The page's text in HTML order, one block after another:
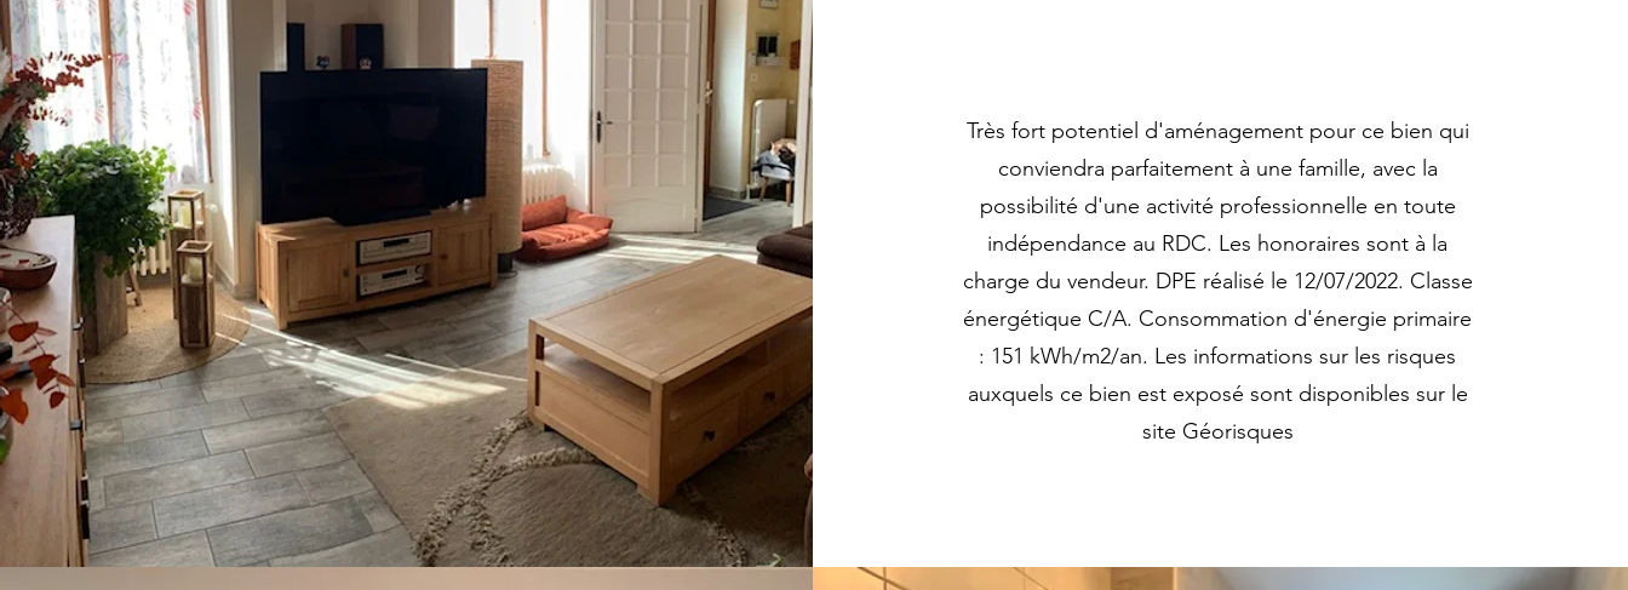
Très fort potentiel d'aménagement pour ce bien qui
conviendra parfaitement à une famille, avec la
possibilité d'une activité professionnelle en toute
indépendance au RDC. Les honoraires sont à la
charge du vendeur. DPE réalisé le 12/07/2022. Classe
énergétique C/A. Consommation d'énergie primaire
: 151 kWh/m2/an. Les informations sur les risques
auxquels ce bien est exposé sont disponibles sur le
site Géorisques